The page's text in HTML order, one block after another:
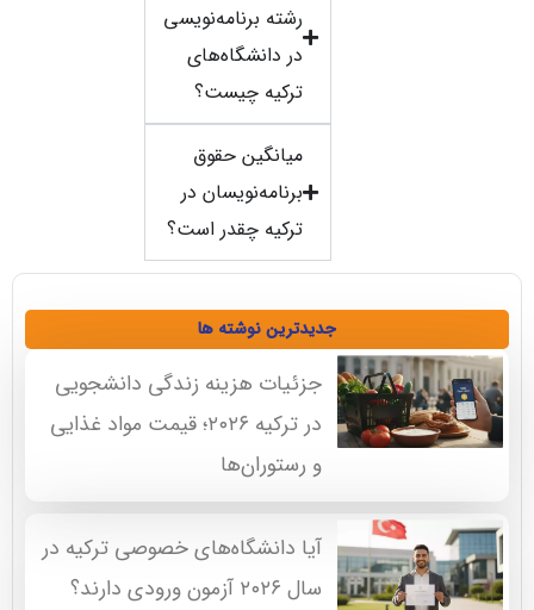
رشته برنامه‌نویسی
در دانشگاه‌های
ترکیه چیست؟
میانگین حقوق
برنامه‌نویسان در
ترکیه چقدر است؟
جدیدترین نوشته ها
جزئیات هزینه زندگی دانشجویی
در ترکیه ۲۰۲۶؛ قیمت مواد غذایی
و رستوران‌ها
آیا دانشگاه‌های خصوصی ترکیه در
سال ۲۰۲۶ آزمون ورودی دارند؟